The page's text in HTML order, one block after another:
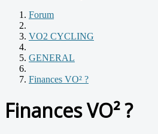
Forum
VO2 CYCLING
GENERAL
Finances VO² ?
Finances VO² ?